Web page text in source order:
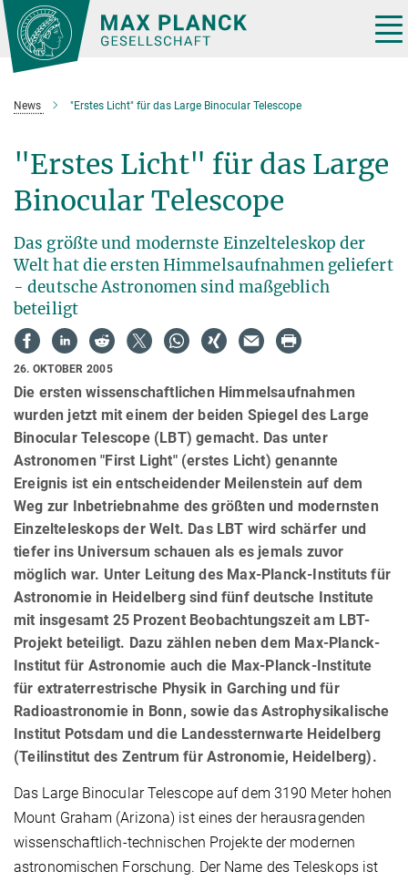
Hauptinhalt
News "Erstes Licht" für das Large Binocular Telescope
"Erstes Licht" für das Large
Binocular Telescope
Das größte und modernste Einzelteleskop der
Welt hat die ersten Himmelsaufnahmen geliefert
- deutsche Astronomen sind maßgeblich
beteiligt
26. OKTOBER 2005
Die ersten wissenschaftlichen Himmelsaufnahmen
wurden jetzt mit einem der beiden Spiegel des Large
Binocular Telescope (LBT) gemacht. Das unter
Astronomen "First Light" (erstes Licht) genannte
Ereignis ist ein entscheidender Meilenstein auf dem
Weg zur Inbetriebnahme des größten und modernsten
Einzelteleskops der Welt. Das LBT wird schärfer und
tiefer ins Universum schauen als es jemals zuvor
möglich war. Unter Leitung des Max-Planck-Instituts für
Astronomie in Heidelberg sind fünf deutsche Institute
mit insgesamt 25 Prozent Beobachtungszeit am LBT-
Projekt beteiligt. Dazu zählen neben dem Max-Planck-
Institut für Astronomie auch die Max-Planck-Institute
für extraterrestrische Physik in Garching und für
Radioastronomie in Bonn, sowie das Astrophysikalische
Institut Potsdam und die Landessternwarte Heidelberg
(Teilinstitut des Zentrum für Astronomie, Heidelberg).
Das Large Binocular Telescope auf dem 3190 Meter hohen
Mount Graham (Arizona) ist eines der herausragenden
wissenschaftlich-technischen Projekte der modernen
astronomischen Forschung. Der Name des Teleskops ist